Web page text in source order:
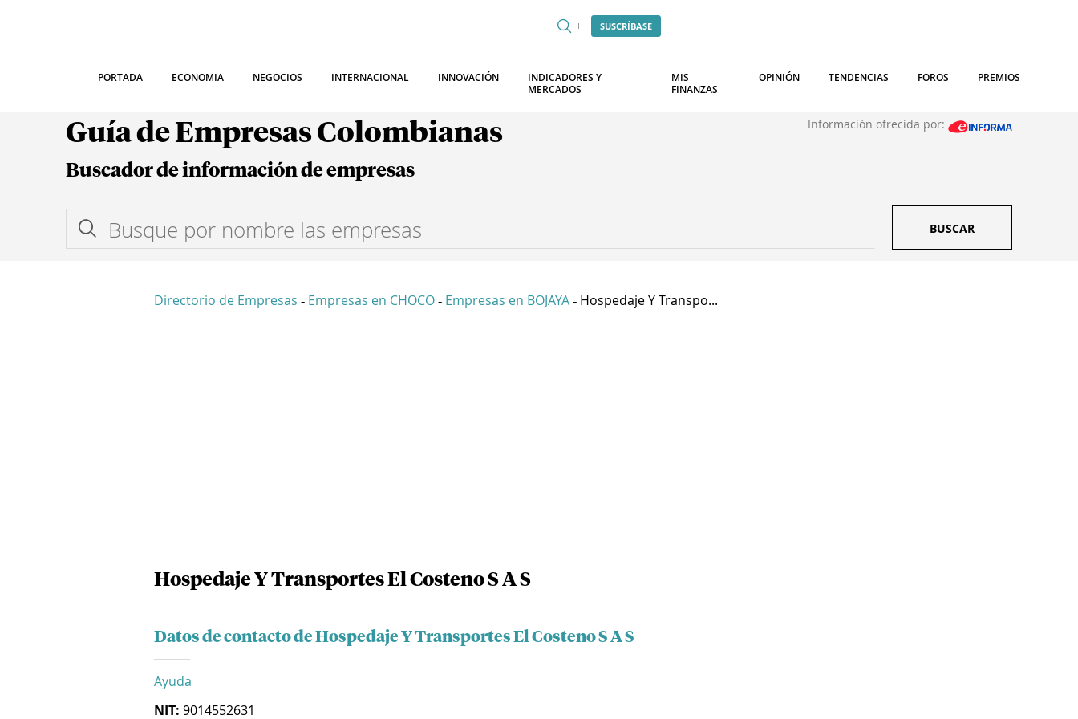
SUSCRÍBASE
PORTADA ECONOMIA NEGOCIOS INTERNACIONAL INNOVACIÓN
INDICADORES Y
MERCADOS
MIS
FINANZAS
OPINIÓN TENDENCIAS FOROS PREMIOS
Guía de Empresas Colombianas Información ofrecida por:
Buscador de información de empresas
BUSCAR
Directorio de Empresas - Empresas en CHOCO - Empresas en BOJAYA - Hospedaje Y Transpo...
Hospedaje Y Transportes El Costeno S A S
Datos de contacto de Hospedaje Y Transportes El Costeno S A S
Ayuda
NIT: 9014552631